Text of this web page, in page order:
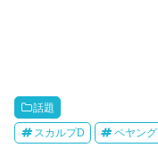
話題
スカルプD ペヤング